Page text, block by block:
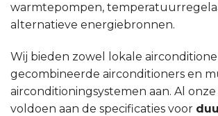
warmtepompen,
alternatieve energiebronnen.
Wij bieden zowel lokale
gecombineerde airconditioners en
airconditioningsystemen aan. Al
voldoen aan de specificaties voor